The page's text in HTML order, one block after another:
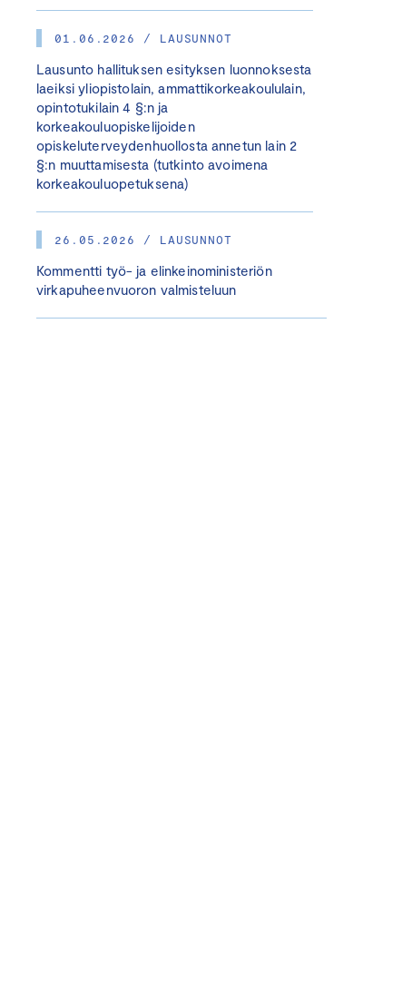
01.06.2026 / LAUSUNNOT
Lausunto hallituksen esityksen luonnoksesta
laeiksi yliopistolain, ammattikorkeakoululain,
opintotukilain 4 §:n ja
korkeakouluopiskelijoiden
opiskeluterveydenhuollosta annetun lain 2
§:n muuttamisesta (tutkinto avoimena
korkeakouluopetuksena)
26.05.2026 / LAUSUNNOT
Kommentti työ- ja elinkeinoministeriön
virkapuheenvuoron valmisteluun